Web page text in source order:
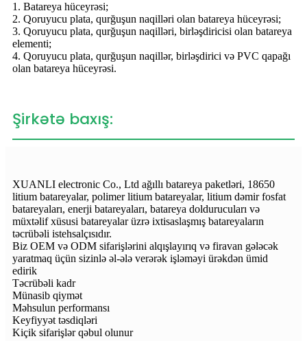
1. Batareya hüceyrəsi;
2. Qoruyucu plata, qurğuşun naqilləri olan batareya hüceyrəsi;
3. Qoruyucu plata, qurğuşun naqilləri, birləşdiricisi olan batareya
elementi;
4. Qoruyucu plata, qurğuşun naqillər, birləşdirici və PVC qapağı
olan batareya hüceyrəsi.
Şirkətə baxış:
XUANLI electronic Co., Ltd ağıllı batareya paketləri, 18650
litium batareyalar, polimer litium batareyalar, litium dəmir fosfat
batareyaları, enerji batareyaları, batareya doldurucuları və
müxtəlif xüsusi batareyalar üzrə ixtisaslaşmış batareyaların
təcrübəli istehsalçısıdır.
Biz OEM və ODM sifarişlərini alqışlayırıq və firavan gələcək
yaratmaq üçün sizinlə əl-ələ verərək işləməyi ürəkdən ümid
edirik
Təcrübəli kadr
Münasib qiymət
Məhsulun performansı
Keyfiyyət təsdiqləri
Kiçik sifarişlər qəbul olunur